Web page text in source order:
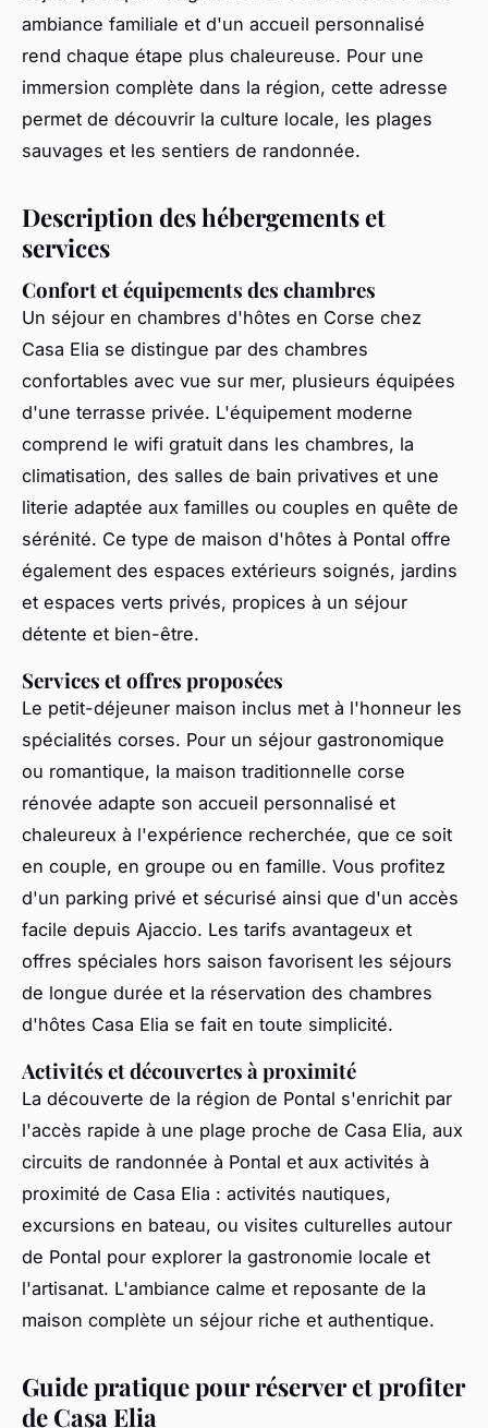
ambiance familiale et d'un accueil personnalisé
rend chaque étape plus chaleureuse. Pour une
immersion complète dans la région, cette adresse
permet de découvrir la culture locale, les plages
sauvages et les sentiers de randonnée.
Description des hébergements et
services
Confort et équipements des chambres
Un séjour en chambres d'hôtes en Corse chez
Casa Elia se distingue par des chambres
confortables avec vue sur mer, plusieurs équipées
d'une terrasse privée. L'équipement moderne
comprend le wifi gratuit dans les chambres, la
climatisation, des salles de bain privatives et une
literie adaptée aux familles ou couples en quête de
sérénité. Ce type de maison d'hôtes à Pontal offre
également des espaces extérieurs soignés, jardins
et espaces verts privés, propices à un séjour
détente et bien-être.
Services et offres proposées
Le petit-déjeuner maison inclus met à l'honneur les
spécialités corses. Pour un séjour gastronomique
ou romantique, la maison traditionnelle corse
rénovée adapte son accueil personnalisé et
chaleureux à l'expérience recherchée, que ce soit
en couple, en groupe ou en famille. Vous profitez
d'un parking privé et sécurisé ainsi que d'un accès
facile depuis Ajaccio. Les tarifs avantageux et
offres spéciales hors saison favorisent les séjours
de longue durée et la réservation des chambres
d'hôtes Casa Elia se fait en toute simplicité.
Activités et découvertes à proximité
La découverte de la région de Pontal s'enrichit par
l'accès rapide à une plage proche de Casa Elia, aux
circuits de randonnée à Pontal et aux activités à
proximité de Casa Elia : activités nautiques,
excursions en bateau, ou visites culturelles autour
de Pontal pour explorer la gastronomie locale et
l'artisanat. L'ambiance calme et reposante de la
maison complète un séjour riche et authentique.
Guide pratique pour réserver et profiter
de Casa Elia